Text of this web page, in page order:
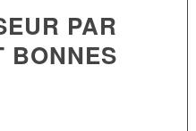
PAR
BONNES